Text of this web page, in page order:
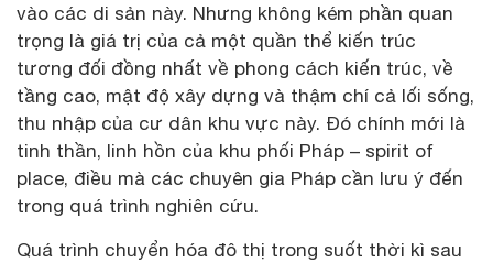
vào các di sản này. Nhưng không kém phần quan
trọng là giá trị của cả một quần thể kiến trúc
tương đối đồng nhất về phong cách kiến trúc, về
tầng cao, mật độ xây dựng và thậm chí cả lối sống,
thu nhập của cư dân khu vực này. Đó chính mới là
tinh thần, linh hồn của khu phối Pháp – spirit of
place, điều mà các chuyên gia Pháp cần lưu ý đến
trong quá trình nghiên cứu.
Quá trình chuyển hóa đô thị trong suốt thời kì sau